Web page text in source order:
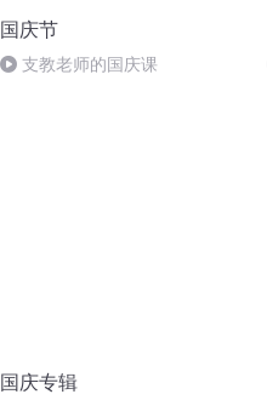
国庆节
支教老师的国庆课
国庆专辑